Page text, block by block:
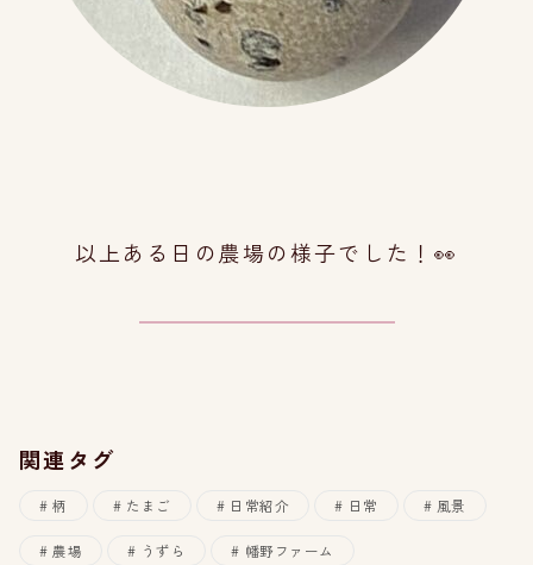
以上ある日の農場の様子でした！👀
関連タグ
柄 たまご 日常紹介 日常 風景
農場 うずら 幡野ファーム